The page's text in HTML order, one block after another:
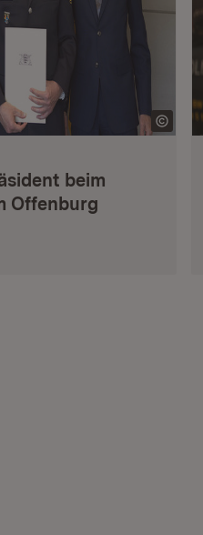
beim
Offenburg